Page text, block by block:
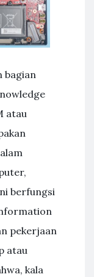
bagian
atau
berfungsi
pekerjaan
atau
kala